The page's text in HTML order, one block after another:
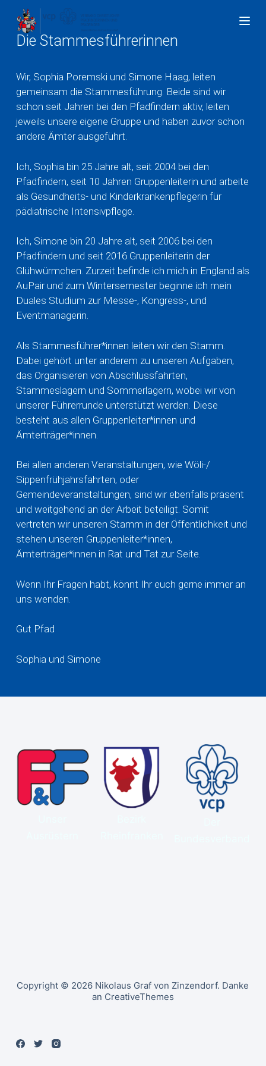
u
m
n
h
a
n
Die Stammesführerinnen
Wir, Sophia Poremski und Simone Haag, leiten
gemeinsam die Stammesführung. Beide sind wir
schon seit Jahren bei den Pfadfindern aktiv, leiten
jeweils unsere eigene Gruppe und haben zuvor schon
andere Ämter ausgeführt.
Ich, Sophia bin 25 Jahre alt, seit 2004 bei den
Pfadfindern, seit 10 Jahren Gruppenleiterin und arbeite
als Gesundheits- und Kinderkrankenpflegerin für
pädiatrische Intensivpflege.
Ich, Simone bin 20 Jahre alt, seit 2006 bei den
Pfadfindern und seit 2016 Gruppenleiterin der
Glühwürmchen. Zurzeit befinde ich mich in England als
AuPair und zum Wintersemester beginne ich mein
Duales Studium zur Messe-, Kongress-, und
Eventmanagerin.
Als Stammesführer*innen leiten wir den Stamm.
Dabei gehört unter anderem zu unseren Aufgaben,
das Organisieren von Abschlussfahrten,
Stammeslagern und Sommerlagern, wobei wir von
unserer Führerrunde unterstützt werden. Diese
besteht aus allen Gruppenleiter*innen und
Ämterträger*innen.
Bei allen anderen Veranstaltungen, wie Wöli-/
Sippenfrühjahrsfahrten, oder
Gemeindeveranstaltungen, sind wir ebenfalls präsent
und weitgehend an der Arbeit beteiligt. Somit
vertreten wir unseren Stamm in der Öffentlichkeit und
stehen unseren Gruppenleiter*innen,
Ämterträger*innen in Rat und Tat zur Seite.
Wenn Ihr Fragen habt, könnt Ihr euch gerne immer an
uns wenden.
Gut Pfad
Sophia und Simone
Copyright © 2026 Nikolaus Graf von Zinzendorf. Danke
an CreativeThemes